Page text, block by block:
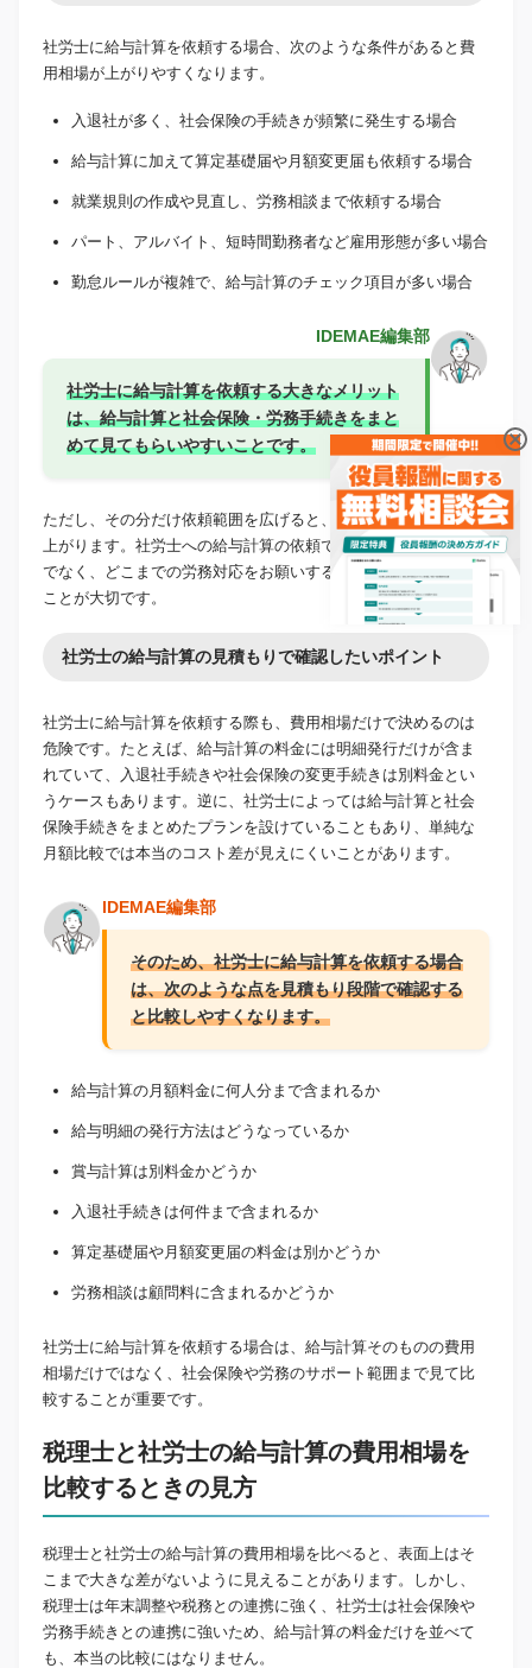
社労士に給与計算を依頼する場合、次のような条件があると費
用相場が上がりやすくなります。
入退社が多く、社会保険の手続きが頻繁に発生する場合
給与計算に加えて算定基礎届や月額変更届も依頼する場合
就業規則の作成や見直し、労務相談まで依頼する場合
パート、アルバイト、短時間勤務者など雇用形態が多い場合
勤怠ルールが複雑で、給与計算のチェック項目が多い場合
IDEMAE編集部
社労士に給与計算を依頼する大きなメリット
は、給与計算と社会保険・労務手続きをまと
めて見てもらいやすいことです。
ただし、その分だけ依頼範囲を広げると、社労士の費用相場も
上がります。社労士への給与計算の依頼では、毎月の計算だけ
でなく、どこまでの労務対応をお願いするのかを整理しておく
ことが大切です。
社労士の給与計算の見積もりで確認したいポイント
社労士に給与計算を依頼する際も、費用相場だけで決めるのは
危険です。たとえば、給与計算の料金には明細発行だけが含ま
れていて、入退社手続きや社会保険の変更手続きは別料金とい
うケースもあります。逆に、社労士によっては給与計算と社会
保険手続きをまとめたプランを設けていることもあり、単純な
月額比較では本当のコスト差が見えにくいことがあります。
IDEMAE編集部
そのため、社労士に給与計算を依頼する場合
は、次のような点を見積もり段階で確認する
と比較しやすくなります。
給与計算の月額料金に何人分まで含まれるか
給与明細の発行方法はどうなっているか
賞与計算は別料金かどうか
入退社手続きは何件まで含まれるか
算定基礎届や月額変更届の料金は別かどうか
労務相談は顧問料に含まれるかどうか
社労士に給与計算を依頼する場合は、給与計算そのものの費用
相場だけではなく、社会保険や労務のサポート範囲まで見て比
較することが重要です。
税理士と社労士の給与計算の費用相場を
比較するときの見方
税理士と社労士の給与計算の費用相場を比べると、表面上はそ
こまで大きな差がないように見えることがあります。しかし、
税理士は年末調整や税務との連携に強く、社労士は社会保険や
労務手続きとの連携に強いため、給与計算の料金だけを並べて
も、本当の比較にはなりません。